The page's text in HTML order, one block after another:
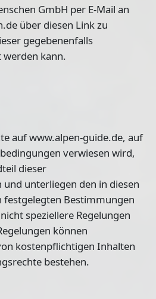
GmbH per E-Mail an
über diesen Link zu
gegebenenfalls
kann.
auf www.alpen-guide.de, auf
verwiesen wird,
dieser
unterliegen den in diesen
Bestimmungen
speziellere Regelungen
können
kostenpflichtigen Inhalten
bestehen.